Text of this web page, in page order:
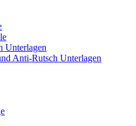
Unterlagen
Anti-Rutsch Unterlagen